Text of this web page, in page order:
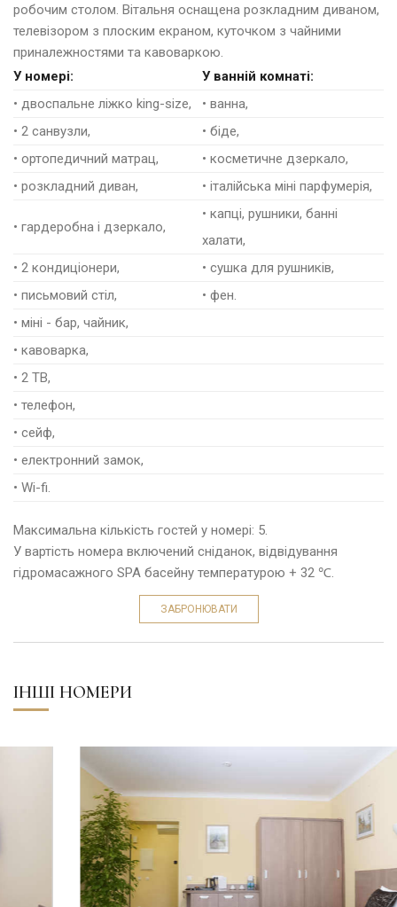
робочим столом. Вітальня оснащена розкладним диваном,
телевізором з плоским екраном, куточком з чайними
приналежностями та кавоваркою.
У номері: У ванній комнаті:
• двоспальне ліжко king-size,
• ванна,
• 2 санвузли,
• біде,
• ортопедичний матрац,
• косметичне дзеркало,
• розкладний диван,
• італійська міні парфумерія,
• гардеробна і дзеркало,
• капці, рушники, банні
халати,
• 2 кондиціонери,
• сушка для рушників,
• письмовий стіл,
• фен.
• міні - бар, чайник,
• кавоварка,
• 2 ТВ,
• телефон,
• сейф,
• електронний замок,
• Wi-fi.
Максимальна кількість гостей у номері: 5.
У вартість номера включений сніданок, відвідування
гідромасажного SPA басейну температурою + 32 ℃.
ЗАБРОНЮВАТИ
ІНШІ НОМЕРИ